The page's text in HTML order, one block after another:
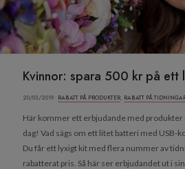
Kvinnor: spara 500 kr på ett
20/03/2019 · RABATT PÅ PRODUKTER, RABATT PÅ
Här kommer ett erbjudande med
dag! Vad sägs om ett litet batteri med USB-
Du får ett lyxigt kit med flera nummer av
rabatterat pris. Så här ser erbjudandet ut i